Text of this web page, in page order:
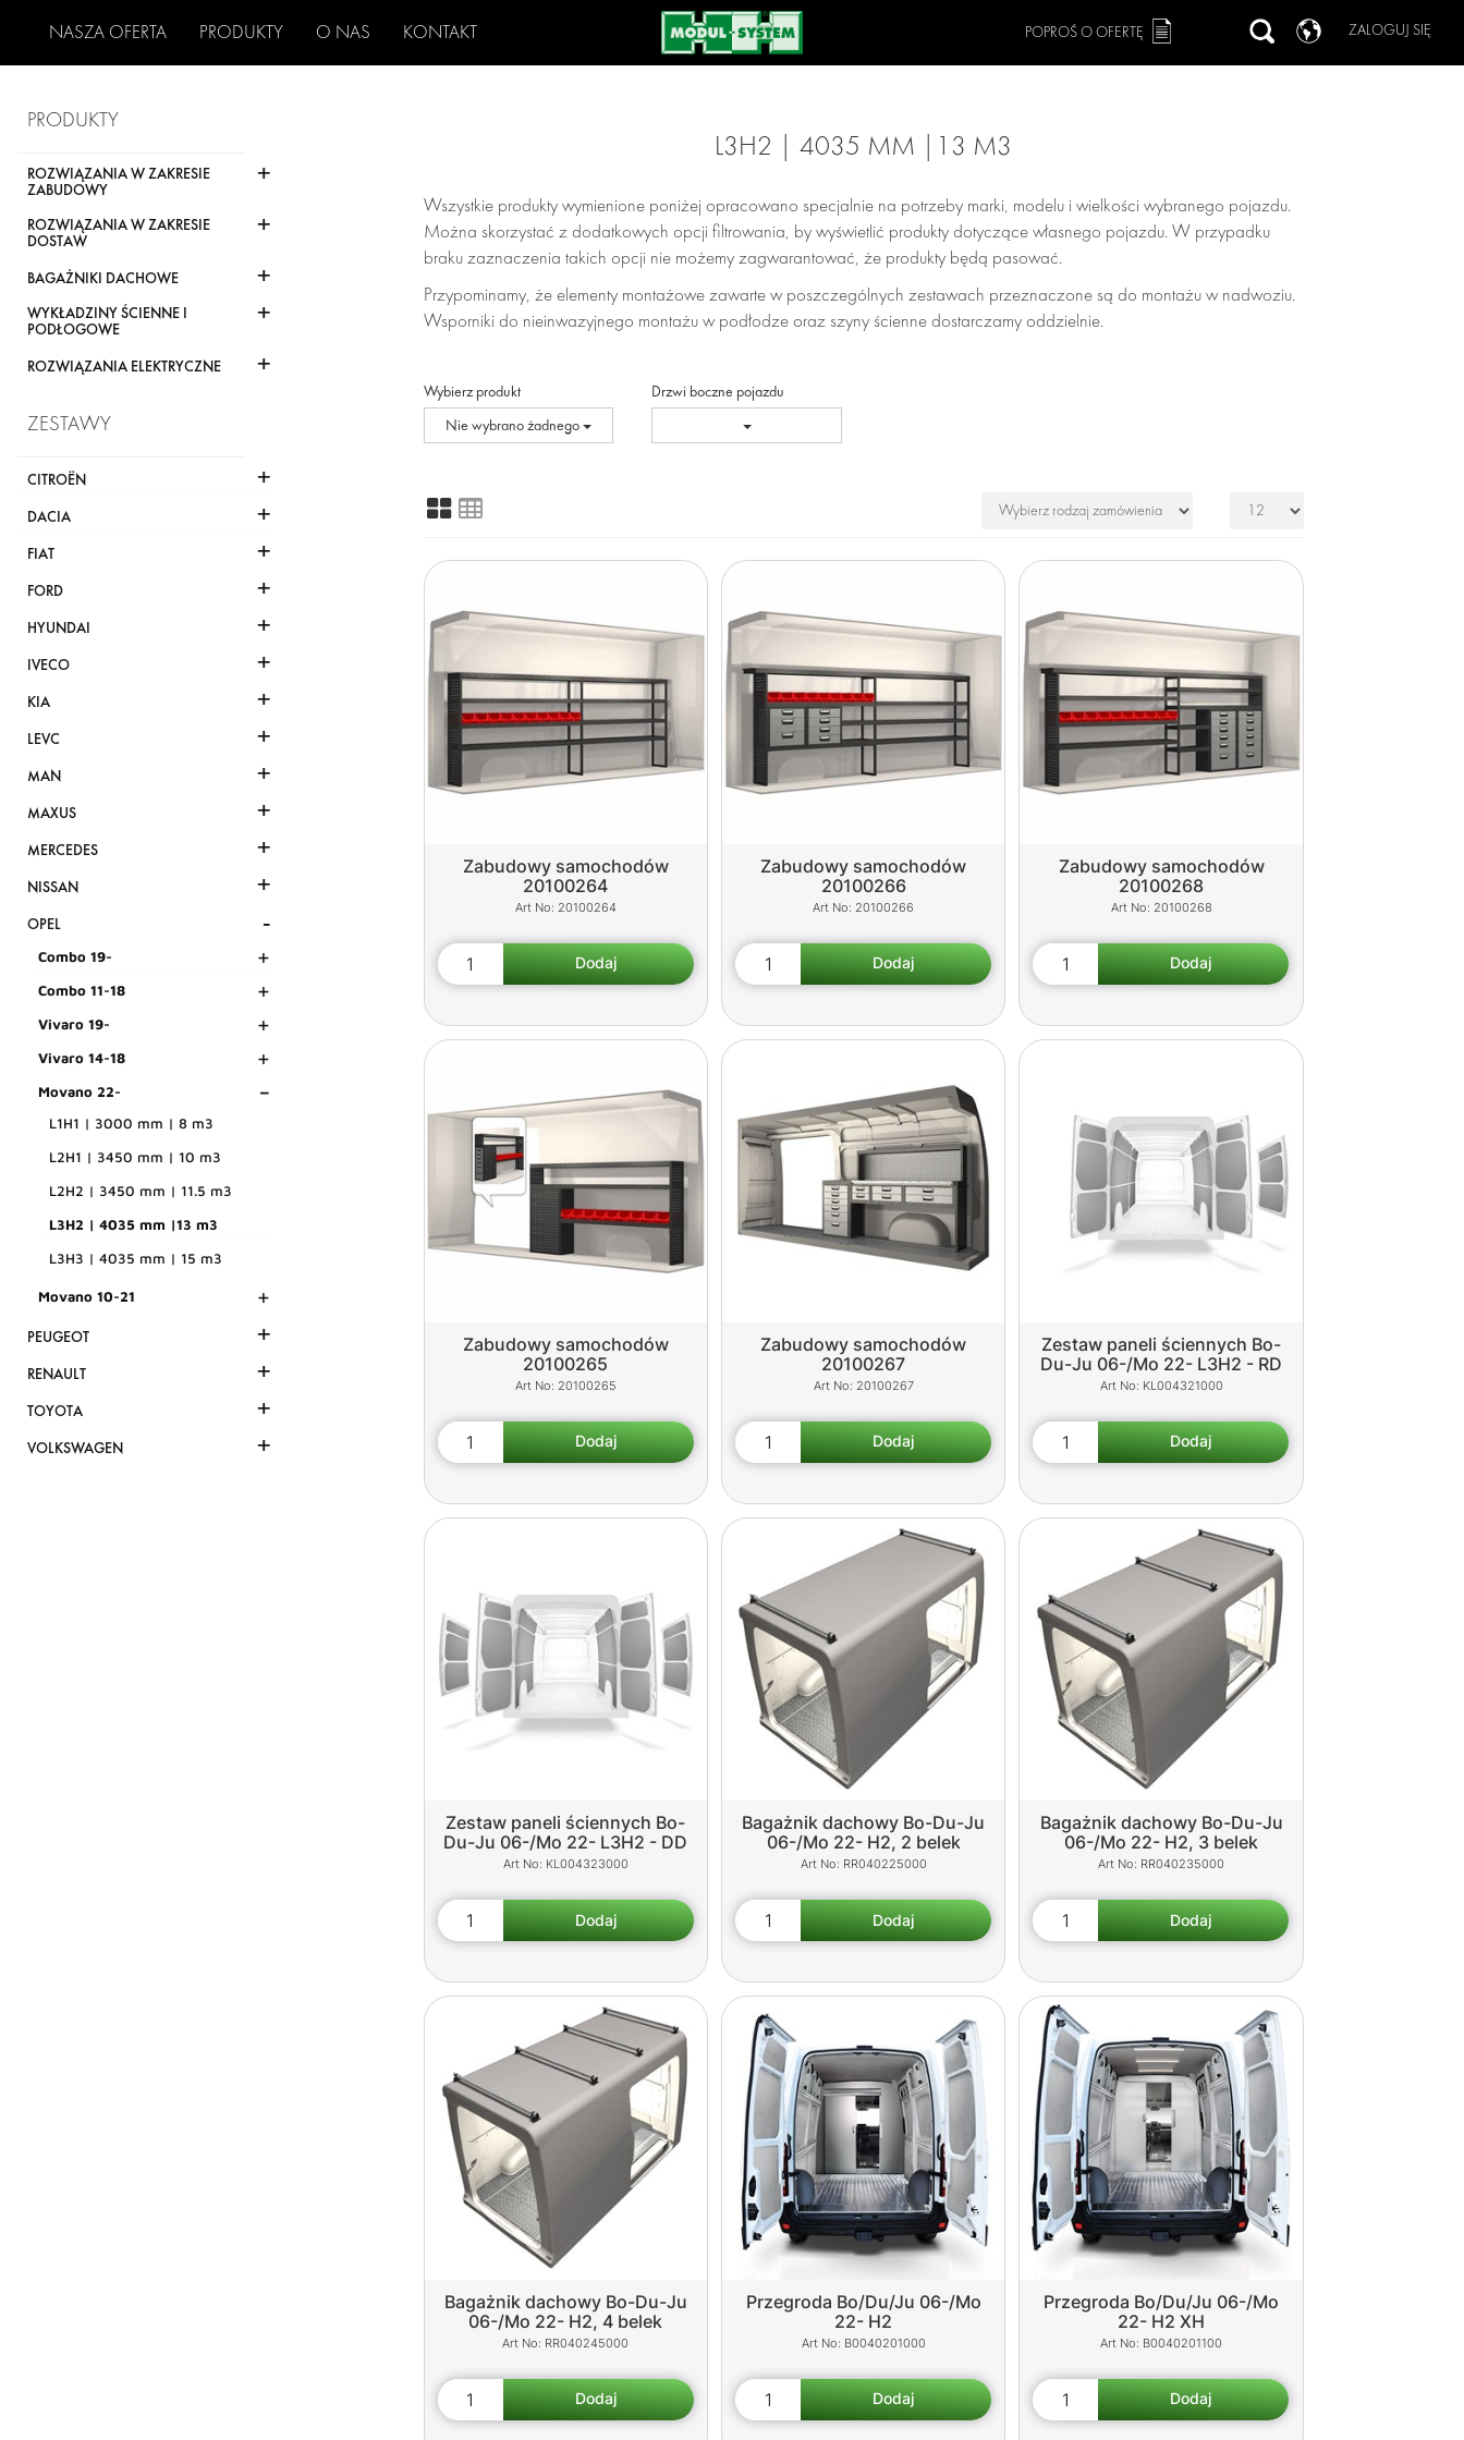
NASZA OFERTA PRODUKTY O NAS KONTAKT ZALOGUJ SIĘ
POPROŚ O OFERTĘ
PRODUKTY
ROZWIĄZANIA W ZAKRESIE
ZABUDOWY
+
ROZWIĄZANIA W ZAKRESIE
DOSTAW
+
BAGAŻNIKI DACHOWE +
WYKŁADZINY ŚCIENNE I
PODŁOGOWE
+
ROZWIĄZANIA ELEKTRYCZNE +
ZESTAWY
CITROËN +
DACIA +
FIAT +
FORD +
HYUNDAI +
IVECO +
KIA +
LEVC +
MAN +
MAXUS +
MERCEDES +
NISSAN +
OPEL -
Combo 19- +
Combo 11-18 +
Vivaro 19- +
Vivaro 14-18 +
Movano 22- -
L1H1 | 3000 mm | 8 m3
L2H1 | 3450 mm | 10 m3
L2H2 | 3450 mm | 11.5 m3
L3H2 | 4035 mm |13 m3
L3H3 | 4035 mm | 15 m3
Movano 10-21 +
PEUGEOT +
RENAULT +
TOYOTA +
VOLKSWAGEN +
L3H2 | 4035 MM |13 M3
Wszystkie produkty wymienione poniżej opracowano specjalnie na potrzeby marki, modelu i wielkości wybranego pojazdu.
Można skorzystać z dodatkowych opcji filtrowania, by wyświetlić produkty dotyczące własnego pojazdu. W przypadku
braku zaznaczenia takich opcji nie możemy zagwarantować, że produkty będą pasować.
Przypominamy, że elementy montażowe zawarte w poszczególnych zestawach przeznaczone są do montażu w nadwoziu.
Wsporniki do nieinwazyjnego montażu w podłodze oraz szyny ścienne dostarczamy oddzielnie.
Wybierz produkt
Nie wybrano żadnego
Drzwi boczne pojazdu
Zabudowy samochodów
20100264
20100264
Zabudowy samochodów
20100266
20100266
Zabudowy samochodów
20100268
20100268
Zabudowy samochodów
20100265
20100265
Zabudowy samochodów
20100267
20100267
Zestaw paneli ściennych Bo-
Du-Ju 06-/Mo 22- L3H2 - RD
KL004321000
Zestaw paneli ściennych Bo-
Du-Ju 06-/Mo 22- L3H2 - DD
KL004323000
Bagażnik dachowy Bo-Du-Ju
06-/Mo 22- H2, 2 belek
RR040225000
Bagażnik dachowy Bo-Du-Ju
06-/Mo 22- H2, 3 belek
RR040235000
Bagażnik dachowy Bo-Du-Ju
06-/Mo 22- H2, 4 belek
RR040245000
Przegroda Bo/Du/Ju 06-/Mo
22- H2
B0040201000
Przegroda Bo/Du/Ju 06-/Mo
22- H2 XH
B0040201100